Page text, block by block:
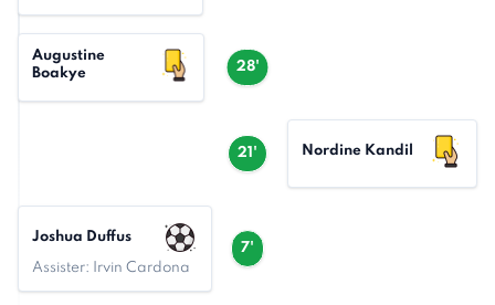
28'
Augustine
Boakye
21' Nordine Kandil
7'
Joshua Duffus
Assister: Irvin Cardona